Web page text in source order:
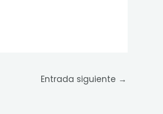
Entrada siguiente →